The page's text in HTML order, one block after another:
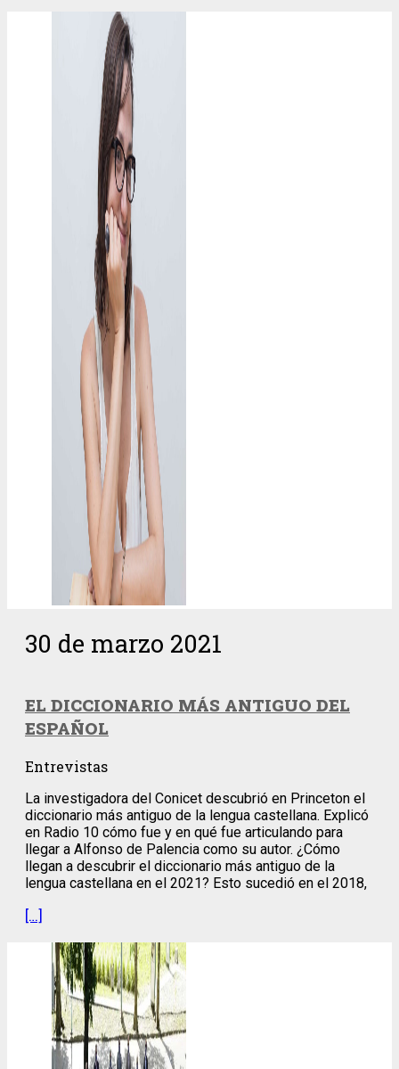
30 de marzo 2021
EL DICCIONARIO MÁS ANTIGUO DEL
ESPAÑOL
Entrevistas
La investigadora del Conicet descubrió en Princeton el
diccionario más antiguo de la lengua castellana. Explicó
en Radio 10 cómo fue y en qué fue articulando para
llegar a Alfonso de Palencia como su autor. ¿Cómo
llegan a descubrir el diccionario más antiguo de la
lengua castellana en el 2021? Esto sucedió en el 2018,
[…]